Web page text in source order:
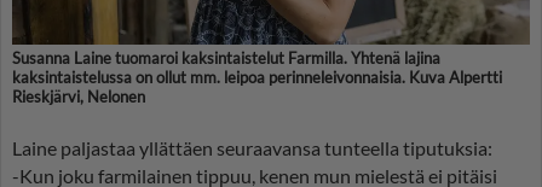
Susanna Laine tuomaroi kaksintaistelut Farmilla. Yhtenä lajina
kaksintaistelussa on ollut mm. leipoa perinneleivonnaisia. Kuva Alpertti
Rieskjärvi, Nelonen
Laine paljastaa yllättäen seuraavansa tunteella tiputuksia:
-Kun joku farmilainen tippuu, kenen mun mielestä ei pitäisi